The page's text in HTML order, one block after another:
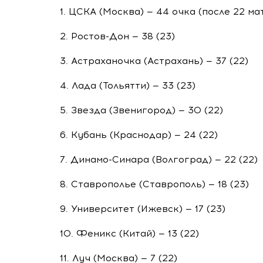
1. ЦСКА (Москва) — 44 очка (после 22
2. Ростов-Дон — 38 (23)
3. Астраханочка (Астрахань) — 37 (22)
4. Лада (Тольятти) — 33 (23)
5. Звезда (Звенигород) — 30 (22)
6. Кубань (Краснодар) — 24 (22)
7. Динамо-Синара (Волгоград) — 22 (22)
8. Ставрополье (Ставрополь) — 18 (23)
9. Университет (Ижевск) — 17 (23)
10. Феникс (Китай) — 13 (22)
11. Луч (Москва) — 7 (22)